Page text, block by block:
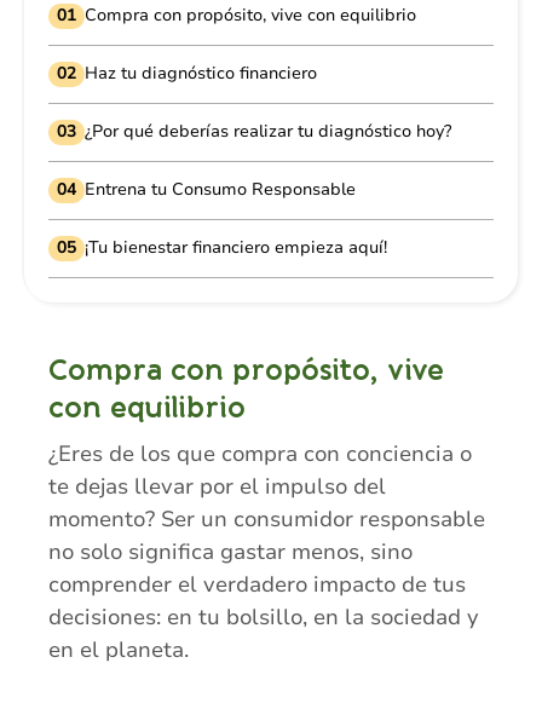
01 Compra con propósito, vive con equilibrio
02 Haz tu diagnóstico financiero
03 ¿Por qué deberías realizar tu diagnóstico hoy?
04 Entrena tu Consumo Responsable
05 ¡Tu bienestar financiero empieza aquí!
Compra con propósito, vive
con equilibrio
¿Eres de los que compra con conciencia o
te dejas llevar por el impulso del
momento? Ser un consumidor responsable
no solo significa gastar menos, sino
comprender el verdadero impacto de tus
decisiones: en tu bolsillo, en la sociedad y
en el planeta.